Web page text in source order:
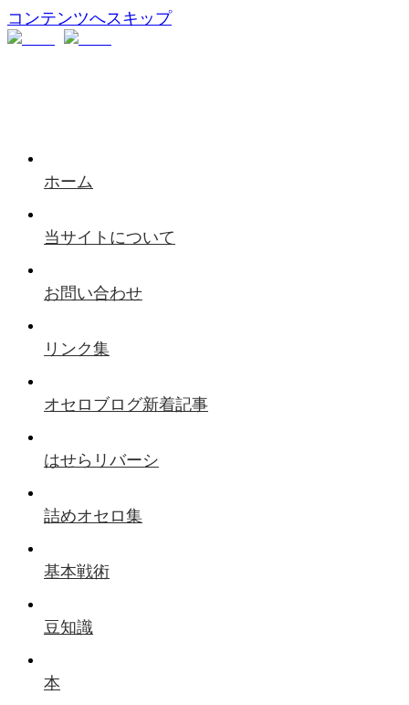
コンテンツへスキップ
ホーム
当サイトについて
お問い合わせ
リンク集
オセロブログ新着記事
はせらリバーシ
詰めオセロ集
基本戦術
豆知識
本